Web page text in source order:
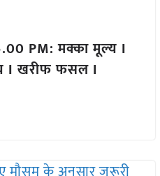
PM: मक्का मूल्य I
I खरीफ फसल I